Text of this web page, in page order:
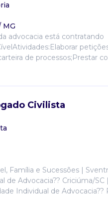
MG
advocacia está contratando
de processos;Prestar
Civilista
Família e Sucessões |
de Advocacia?? Criciúma/SC
Individual de Advocacia??